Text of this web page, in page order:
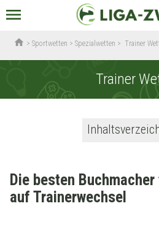
menu
home >Sportwetten >Spezialwetten > Trainer
Trainer
Die besten
auf Trainerwechsel